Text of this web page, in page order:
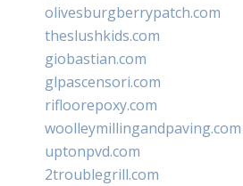
olivesburgberrypatch.com
theslushkids.com
giobastian.com
glpascensori.com
rifloorepoxy.com
woolleymillingandpaving.com
uptonpvd.com
2troublegrill.com